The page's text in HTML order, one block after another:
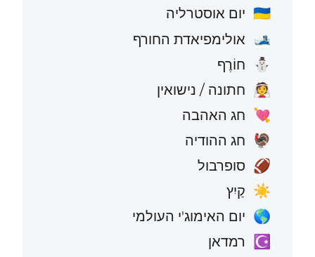
🇦🇺 יום אוסטרליה
🎿 אולימפיאדת החורף
⛄ חוֹרֶף
👰 חתונה / נישואין
💘 חג האהבה
🦃 חג ההודיה
🏈 סופרבול
☀️ קַיִץ
🌎 יום האימוג'י העולמי
☪️ רמדאן